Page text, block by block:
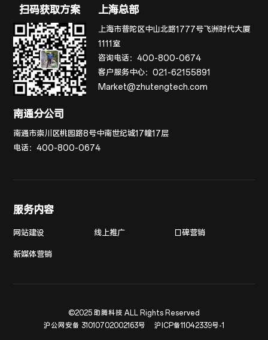
扫码获取方案 上海总部
上海市普陀区中山北路1777号飞洲时代大厦
1111室
咨询电话：400-800-0674
客户服务中心：021-62155891
Market@zhutengtech.com
南通分公司
南通市崇川区桃园路8号中南世纪城17幢17层
电话：400-800-0674
服务内容
网站建设 线上推广 口碑营销
新媒体营销
©2025 助腾科技 ALL Rights Reserved
沪公网安备 31010702002163号
沪ICP备11042339号-1